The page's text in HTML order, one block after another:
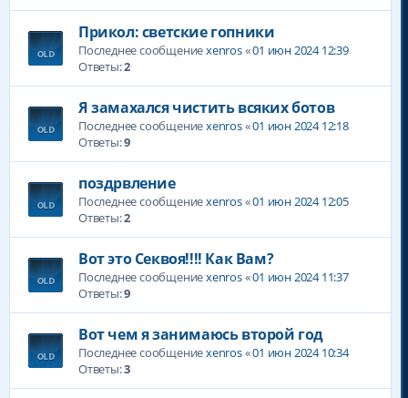
Прикол: светские гопники
Последнее сообщениеxenros«01 июн 2024 12:39
Ответы:2
Я замахался чистить всяких ботов
Последнее сообщениеxenros«01 июн 2024 12:18
Ответы:9
поздрвление
Последнее сообщениеxenros«01 июн 2024 12:05
Ответы:2
Вот это Секвоя!!!! Как Вам?
Последнее сообщениеxenros«01 июн 2024 11:37
Ответы:9
Вот чем я занимаюсь второй год
Последнее сообщениеxenros«01 июн 2024 10:34
Ответы:3